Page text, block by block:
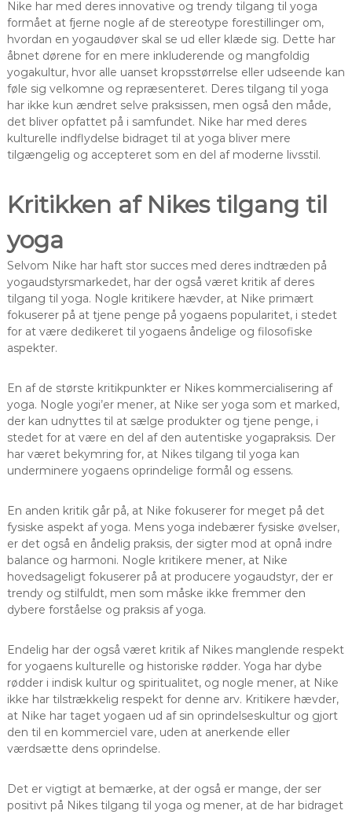
Nike har med deres innovative og trendy tilgang til yoga
formået at fjerne nogle af de stereotype forestillinger om,
hvordan en yogaudøver skal se ud eller klæde sig. Dette har
åbnet dørene for en mere inkluderende og mangfoldig
yogakultur, hvor alle uanset kropsstørrelse eller udseende kan
føle sig velkomne og repræsenteret. Deres tilgang til yoga
har ikke kun ændret selve praksissen, men også den måde,
det bliver opfattet på i samfundet. Nike har med deres
kulturelle indflydelse bidraget til at yoga bliver mere
tilgængelig og accepteret som en del af moderne livsstil.
Kritikken af Nikes tilgang til
yoga
Selvom Nike har haft stor succes med deres indtræden på
yogaudstyrsmarkedet, har der også været kritik af deres
tilgang til yoga. Nogle kritikere hævder, at Nike primært
fokuserer på at tjene penge på yogaens popularitet, i stedet
for at være dedikeret til yogaens åndelige og filosofiske
aspekter.
En af de største kritikpunkter er Nikes kommercialisering af
yoga. Nogle yogi’er mener, at Nike ser yoga som et marked,
der kan udnyttes til at sælge produkter og tjene penge, i
stedet for at være en del af den autentiske yogapraksis. Der
har været bekymring for, at Nikes tilgang til yoga kan
underminere yogaens oprindelige formål og essens.
En anden kritik går på, at Nike fokuserer for meget på det
fysiske aspekt af yoga. Mens yoga indebærer fysiske øvelser,
er det også en åndelig praksis, der sigter mod at opnå indre
balance og harmoni. Nogle kritikere mener, at Nike
hovedsageligt fokuserer på at producere yogaudstyr, der er
trendy og stilfuldt, men som måske ikke fremmer den
dybere forståelse og praksis af yoga.
Endelig har der også været kritik af Nikes manglende respekt
for yogaens kulturelle og historiske rødder. Yoga har dybe
rødder i indisk kultur og spiritualitet, og nogle mener, at Nike
ikke har tilstrækkelig respekt for denne arv. Kritikere hævder,
at Nike har taget yogaen ud af sin oprindelseskultur og gjort
den til en kommerciel vare, uden at anerkende eller
værdsætte dens oprindelse.
Det er vigtigt at bemærke, at der også er mange, der ser
positivt på Nikes tilgang til yoga og mener, at de har bidraget